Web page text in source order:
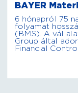
BAYER
6 hónapról 75
folyamat
(BMS). A
Group által
Financial